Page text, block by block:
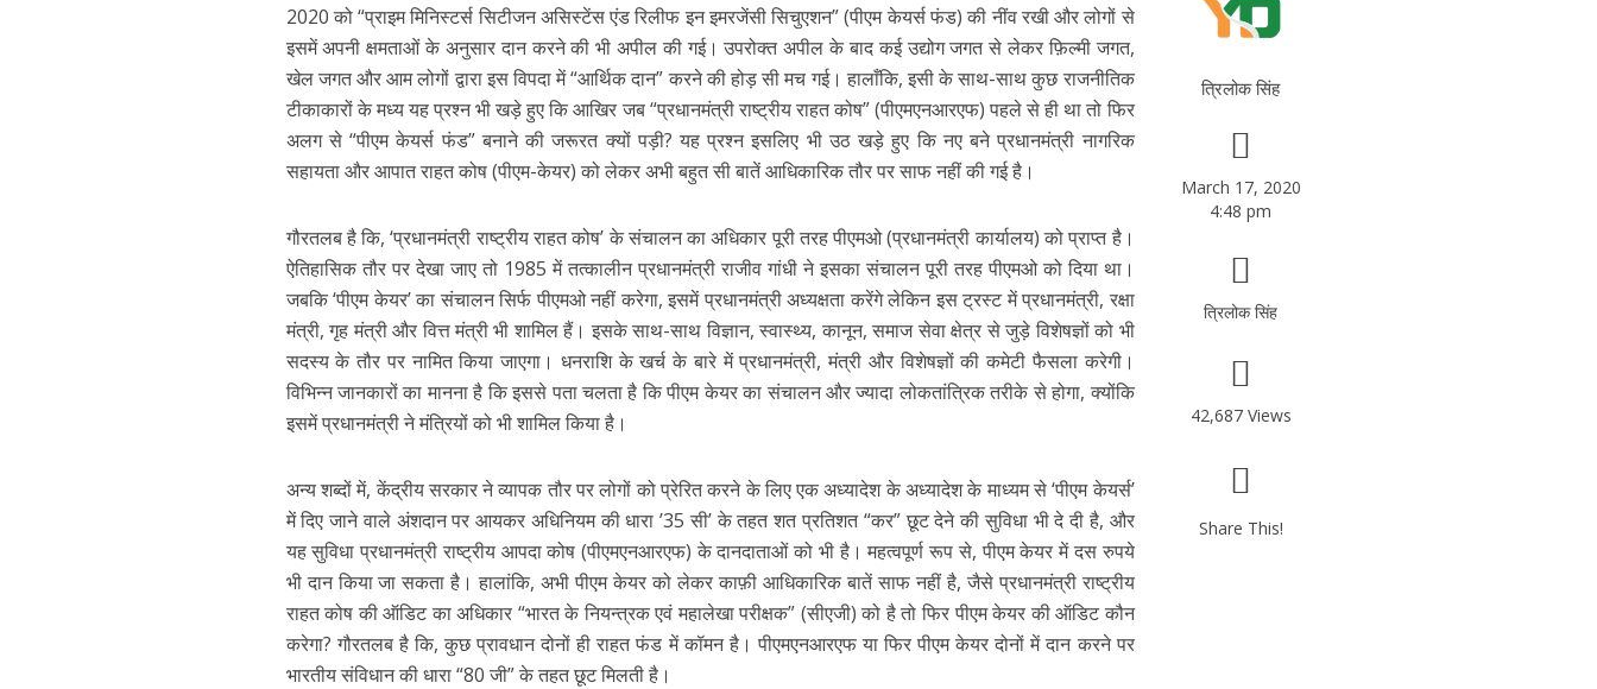
त्रिलोक सिंह
March 17, 2020
4:48 pm
त्रिलोक सिंह
42,687 Views
Share This!
2020 को “प्राइम मिनिस्टर्स सिटीजन असिस्टेंस एंड रिलीफ इन इमरजेंसी सिचुएशन” (पीएम केयर्स फंड) की नींव रखी और लोगों से
इसमें अपनी क्षमताओं के अनुसार दान करने की भी अपील की गई। उपरोक्त अपील के बाद कई उद्योग जगत से लेकर फ़िल्मी जगत,
खेल जगत और आम लोगों द्वारा इस विपदा में “आर्थिक दान” करने की होड़ सी मच गई। हालाँकि, इसी के साथ-साथ कुछ राजनीतिक
टीकाकारों के मध्य यह प्रश्न भी खड़े हुए कि आखिर जब “प्रधानमंत्री राष्ट्रीय राहत कोष” (पीएमएनआरएफ) पहले से ही था तो फिर
अलग से “पीएम केयर्स फंड” बनाने की जरूरत क्यों पड़ी? यह प्रश्न इसलिए भी उठ खड़े हुए कि नए बने प्रधानमंत्री नागरिक
सहायता और आपात राहत कोष (पीएम-केयर) को लेकर अभी बहुत सी बातें आधिकारिक तौर पर साफ नहीं की गई है।
गौरतलब है कि, ‘प्रधानमंत्री राष्ट्रीय राहत कोष’ के संचालन का अधिकार पूरी तरह पीएमओ (प्रधानमंत्री कार्यालय) को प्राप्त है।
ऐतिहासिक तौर पर देखा जाए तो 1985 में तत्कालीन प्रधानमंत्री राजीव गांधी ने इसका संचालन पूरी तरह पीएमओ को दिया था।
जबकि ‘पीएम केयर’ का संचालन सिर्फ पीएमओ नहीं करेगा, इसमें प्रधानमंत्री अध्यक्षता करेंगे लेकिन इस ट्रस्ट में प्रधानमंत्री, रक्षा
मंत्री, गृह मंत्री और वित्त मंत्री भी शामिल हैं। इसके साथ-साथ विज्ञान, स्वास्थ्य, कानून, समाज सेवा क्षेत्र से जुड़े विशेषज्ञों को भी
सदस्य के तौर पर नामित किया जाएगा। धनराशि के खर्च के बारे में प्रधानमंत्री, मंत्री और विशेषज्ञों की कमेटी फैसला करेगी।
विभिन्न जानकारों का मानना है कि इससे पता चलता है कि पीएम केयर का संचालन और ज्यादा लोकतांत्रिक तरीके से होगा, क्योंकि
इसमें प्रधानमंत्री ने मंत्रियों को भी शामिल किया है।
अन्य शब्दों में, केंद्रीय सरकार ने व्यापक तौर पर लोगों को प्रेरित करने के लिए एक अध्यादेश के अध्यादेश के माध्यम से ‘पीएम केयर्स’
में दिए जाने वाले अंशदान पर आयकर अधिनियम की धारा ’35 सी’ के तहत शत प्रतिशत “कर” छूट देने की सुविधा भी दे दी है, और
यह सुविधा प्रधानमंत्री राष्ट्रीय आपदा कोष (पीएमएनआरएफ) के दानदाताओं को भी है। महत्वपूर्ण रूप से, पीएम केयर में दस रुपये
भी दान किया जा सकता है। हालांकि, अभी पीएम केयर को लेकर काफ़ी आधिकारिक बातें साफ नहीं है, जैसे प्रधानमंत्री राष्ट्रीय
राहत कोष की ऑडिट का अधिकार “भारत के नियन्त्रक एवं महालेखा परीक्षक” (सीएजी) को है तो फिर पीएम केयर की ऑडिट कौन
करेगा? गौरतलब है कि, कुछ प्रावधान दोनों ही राहत फंड में कॉमन है। पीएमएनआरएफ या फिर पीएम केयर दोनों में दान करने पर
भारतीय संविधान की धारा “80 जी” के तहत छूट मिलती है।